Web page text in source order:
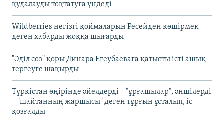
қудалауды тоқтатуға үндеді
Wildberries негізгі қоймаларын Ресейден көшірмек
деген хабарды жоққа шығарды
"Әділ сөз" қоры Динара Егеубаеваға қатысты істі ашық
тергеуге шақырды
Түркістан өңірінде әйелдерді – "ұрғашылар", әншілерді
– "шайтанның жаршысы" деген тұрғын ұсталып, іс
қозғалды